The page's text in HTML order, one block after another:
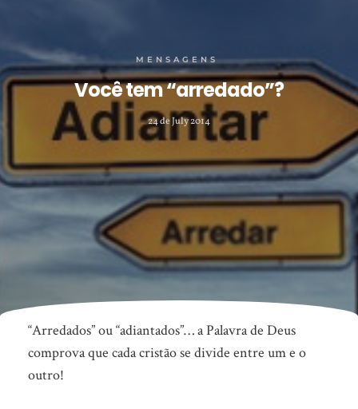
MENSAGENS
Você tem “arredado”?
24 de July 2014
Você
tem
“arredado”?
“Arredados” ou “adiantados”… a Palavra de Deus
comprova que cada cristão se divide entre um e o
outro!